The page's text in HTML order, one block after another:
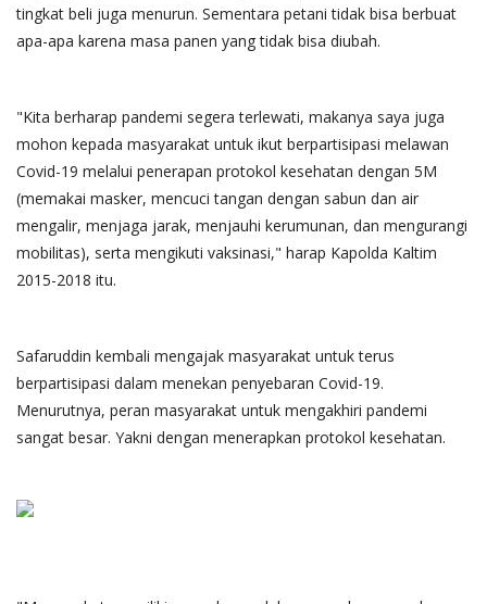
tingkat beli juga menurun. Sementara petani tidak bisa berbuat
apa-apa karena masa panen yang tidak bisa diubah.
"Kita berharap pandemi segera terlewati, makanya saya juga
mohon kepada masyarakat untuk ikut berpartisipasi melawan
Covid-19 melalui penerapan protokol kesehatan dengan 5M
(memakai masker, mencuci tangan dengan sabun dan air
mengalir, menjaga jarak, menjauhi kerumunan, dan mengurangi
mobilitas), serta mengikuti vaksinasi," harap Kapolda Kaltim
2015-2018 itu.
Safaruddin kembali mengajak masyarakat untuk terus
berpartisipasi dalam menekan penyebaran Covid-19.
Menurutnya, peran masyarakat untuk mengakhiri pandemi
sangat besar. Yakni dengan menerapkan protokol kesehatan.